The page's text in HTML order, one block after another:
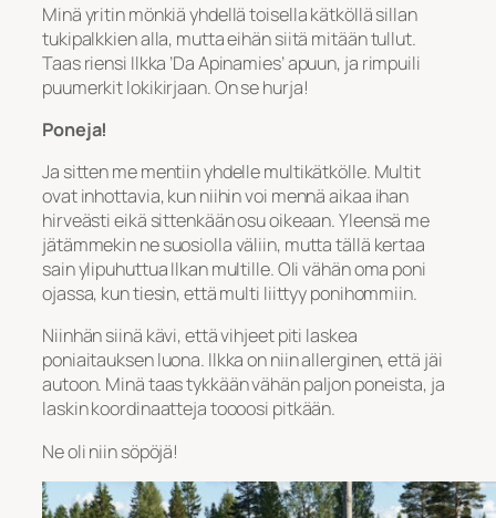
Minä yritin mönkiä yhdellä toisella kätköllä sillan
tukipalkkien alla, mutta eihän siitä mitään tullut.
Taas riensi Ilkka ’Da Apinamies’ apuun, ja rimpuili
puumerkit lokikirjaan. On se hurja!
Poneja!
Ja sitten me mentiin yhdelle multikätkölle. Multit
ovat inhottavia, kun niihin voi mennä aikaa ihan
hirveästi eikä sittenkään osu oikeaan. Yleensä me
jätämmekin ne suosiolla väliin, mutta tällä kertaa
sain ylipuhuttua Ilkan multille. Oli vähän oma poni
ojassa, kun tiesin, että multi liittyy ponihommiin.
Niinhän siinä kävi, että vihjeet piti laskea
poniaitauksen luona. Ilkka on niin allerginen, että jäi
autoon. Minä taas tykkään vähän paljon poneista, ja
laskin koordinaatteja toooosi pitkään.
Ne oli niin söpöjä!